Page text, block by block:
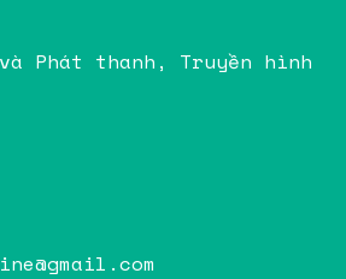
và Phát thanh, Truyền hình